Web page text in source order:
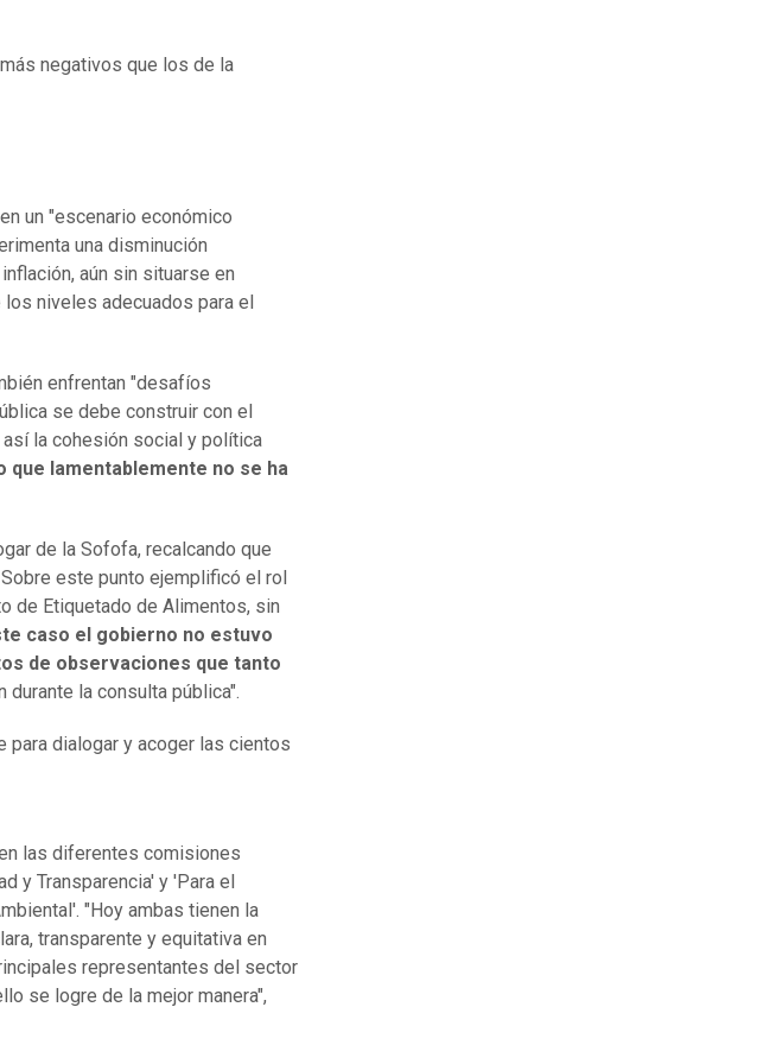
negativos que los de la
un "escenario económico
una disminución
aún sin situarse en
niveles adecuados para el
enfrentan "desafíos
se debe construir con el
la cohesión social y política
que lamentablemente no se ha
de la Sofofa, recalcando que
este punto ejemplificó el rol
de Etiquetado de Alimentos, sin
caso el gobierno no estuvo
de observaciones que tanto
la consulta pública".
para dialogar y acoger las cientos
las diferentes comisiones
y Transparencia' y 'Para el
"Hoy ambas tienen la
transparente y equitativa en
representantes del sector
se logre de la mejor manera",